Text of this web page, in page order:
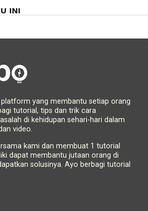
INI
yang membantu setiap orang
tutorial, tips dan trik cara
di kehidupan sehari-hari dalam
video.
kami dan membuat 1 tutorial
dapat membantu jutaan orang di
solusinya. Ayo berbagi tutorial